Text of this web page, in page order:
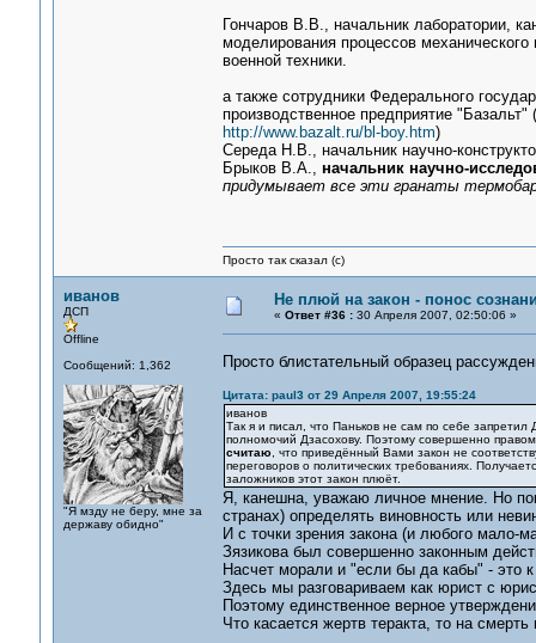
Гончаров В.В., начальник лаборатории,
моделирования процессов
военной техники.
а также сотрудники Федерального
производственное предприятие "Базальт" (
http://www.bazalt.ru/bl-boy.htm)
Середа Н.В., начальник научно-
Брыков В.А., начальник научно-
придумывает все эти гранаты
Просто так сказал (с)
иванов
ДСП
Offline
Сообщений: 1,362
"Я мзду не беру, мне за
державу обидно"
Не плюй на закон - понос
« Ответ #36 :30 Апреля 2007, 02:50:06 »
Просто блистательный образец
Цитата: paul3 от 29 Апреля 2007, 19:55:24
иванов
Так я и писал, что Паньков не сам по себе
полномочий Дзасохову. Поэтому совершенно
считаю, что приведённый Вами закон не
переговоров о политических требованиях.
заложников этот закон плюёт.
Я, канешна, уважаю личное мнение. Но
странах) определять виновность или
И с точки зрения закона (и любого мало-
Зязикова был совершенно законным
Насчет морали и "если бы да кабы" - это
Здесь мы разговариваем как юрист с
Поэтому единственное верное
Что касается жертв теракта, то на